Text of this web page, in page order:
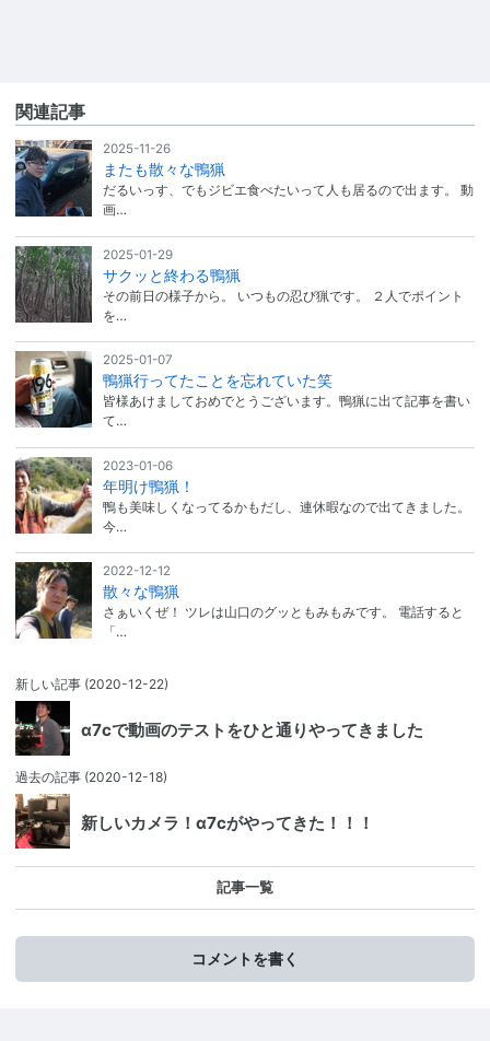
関連記事
2025-11-26
またも散々な鴨猟
だるいっす、でもジビエ食べたいって人も居るので出ます。 動
画…
2025-01-29
サクッと終わる鴨猟
その前日の様子から。 いつもの忍び猟です。 ２人でポイント
を…
2025-01-07
鴨猟行ってたことを忘れていた笑
皆様あけましておめでとうございます。鴨猟に出て記事を書い
て…
2023-01-06
年明け鴨猟！
鴨も美味しくなってるかもだし、連休暇なので出てきました。
今…
2022-12-12
散々な鴨猟
さぁいくぜ！ ツレは山口のグッともみもみです。 電話すると
「…
新しい記事 (2020-12-22)
α7cで動画のテストをひと通りやってきました
過去の記事 (2020-12-18)
新しいカメラ！α7cがやってきた！！！
記事一覧
コメントを書く